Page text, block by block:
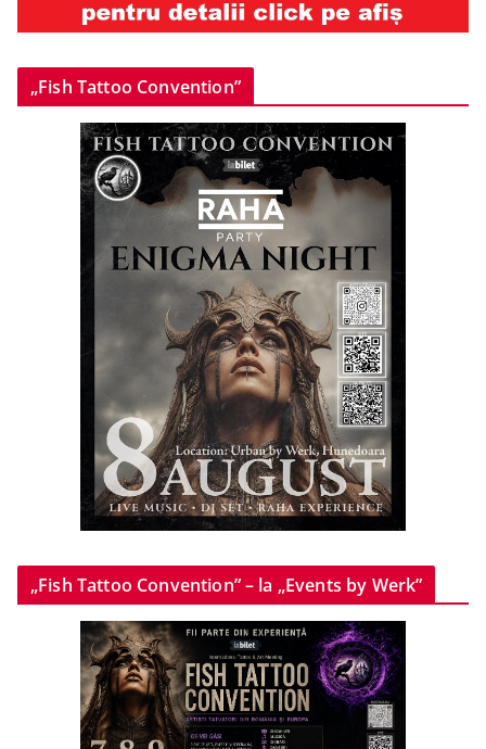
„Fish Tattoo Convention”
„Fish Tattoo Convention” – la „Events by Werk”